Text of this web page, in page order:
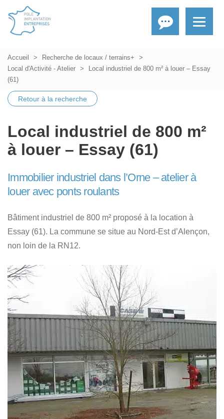
Accueil
Recherche de locaux / terrains+
Local d'Activité - Atelier
Local industriel de 800 m² à louer – Essay
(61)
Retour à la recherche
Local industriel de 800 m²
à louer – Essay (61)
Immobilier industriel dans l’Orne – atelier à
louer avec ponts roulants
Bâtiment industriel de 800 m² proposé à la location à
Essay (61). La commune se situe au Nord-Est d’Alençon,
non loin de la RN12.